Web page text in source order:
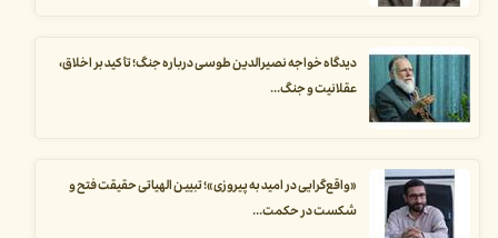
دیدگاه خواجه نصیرالدین طوسی درباره جنگ؛ تأکید بر اخلاق،
عقلانیت و جنگ...
«واقع‌گرایی در امید به پیروزی»؛ تبیین الهیاتی حقیقت فتح و
شکست در حکمت...